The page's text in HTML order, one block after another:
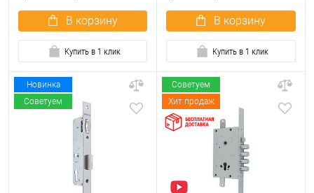
В корзину
Купить в 1 клик
В корзину
Купить в 1 клик
Новинка
Советуем
Советуем
Хит продаж